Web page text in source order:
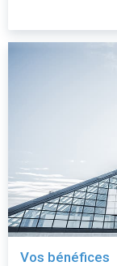
Vos bénéfices